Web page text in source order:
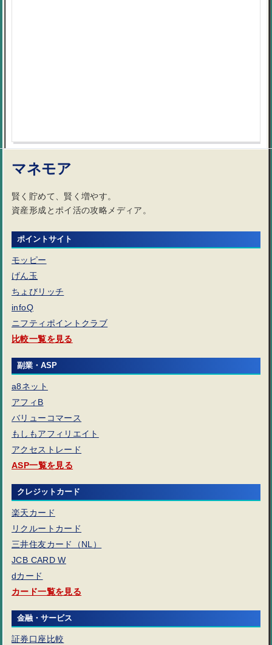
マネモア
賢く貯めて、賢く増やす。
資産形成とポイ活の攻略メディア。
ポイントサイト
モッピー
げん玉
ちょびリッチ
infoQ
ニフティポイントクラブ
比較一覧を見る
副業・ASP
a8ネット
アフィB
バリューコマース
もしもアフィリエイト
アクセストレード
ASP一覧を見る
クレジットカード
楽天カード
リクルートカード
三井住友カード（NL）
JCB CARD W
dカード
カード一覧を見る
金融・サービス
証券口座比較